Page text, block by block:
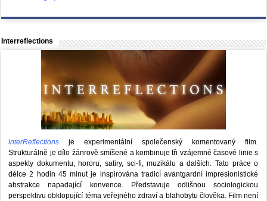
Interreflections
InterReflections je experimentální společenský komentovaný film.
Strukturálně je dílo žánrově smíšené a kombinuje tři vzájemné časové linie s
aspekty dokumentu, hororu, satiry, sci-fi, muzikálu a dalších. Tato práce o
délce 2 hodin 45 minut je inspirována tradicí avantgardní impresionistické
abstrakce napadající konvence. Představuje odlišnou sociologickou
perspektivu obklopující téma veřejného zdraví a blahobytu člověka. Film není